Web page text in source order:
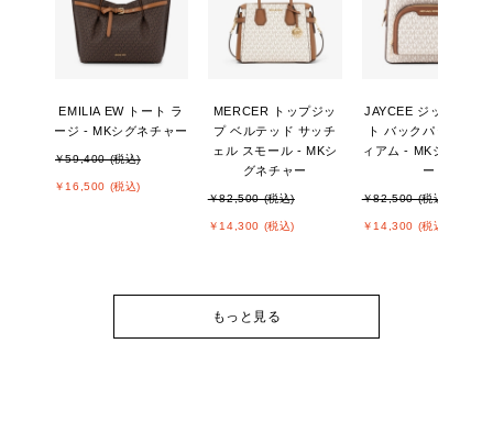
EMILIA EW トート ラ
ージ - MKシグネチャー
￥59,400 (税込)
￥16,500 (税込)
MERCER トップジッ
プ ベルテッド サッチ
ェル スモール - MKシ
グネチャー
￥82,500 (税込)
￥14,300 (税込)
JAYCEE ジップポケッ
ト バックパック ミデ
ィアム - MKシグネチ
ー
￥82,500 (税込)
￥14,300 (税込)
もっと見る